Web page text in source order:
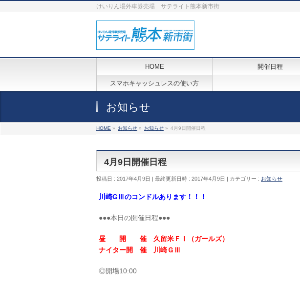
けいりん場外車券売場 サテライト熊本新市街
HOME 開催日程
スマホキャッシュレスの使い方
お知らせ
HOME » お知らせ » お知らせ » 4月9日開催日程
4月9日開催日程
投稿日 : 2017年4月9日 最終更新日時 : 2017年4月9日 カテゴリー : お知らせ
川崎GⅢのコンドルあります！！！
●●●本日の開催日程●●●
昼 開 催 久留米ＦⅠ（ガールズ）
ナイター開 催 川崎ＧⅢ
◎開場10:00